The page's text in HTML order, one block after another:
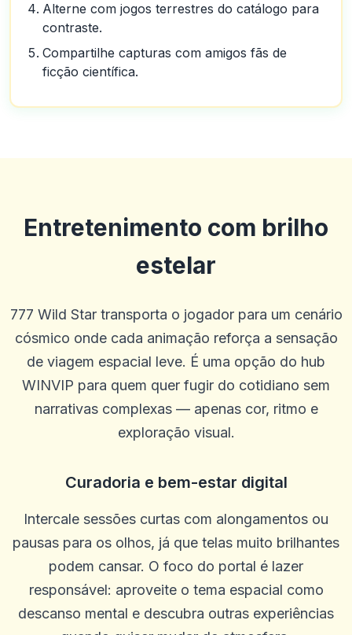
Alterne com jogos terrestres do catálogo para
contraste.
Compartilhe capturas com amigos fãs de
ficção científica.
Entretenimento com brilho
estelar
777 Wild Star transporta o jogador para um cenário
cósmico onde cada animação reforça a sensação
de viagem espacial leve. É uma opção do hub
WINVIP para quem quer fugir do cotidiano sem
narrativas complexas — apenas cor, ritmo e
exploração visual.
Curadoria e bem-estar digital
Intercale sessões curtas com alongamentos ou
pausas para os olhos, já que telas muito brilhantes
podem cansar. O foco do portal é lazer
responsável: aproveite o tema espacial como
descanso mental e descubra outras experiências
Kameron Bacon
suporte geralmente é rápido, às vezes pode ser lento, mas a
persistência compensa. Sou leal ao solo há 5 anos
0 0
R
Randy Cha
Bom tempo para passar
0 0
Wade Thurmond
2025-10-03 11:10:46